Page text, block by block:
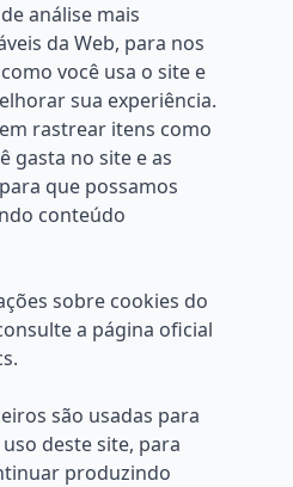
análise mais
​​da Web, para nos
você usa o site e
sua experiência.
rastrear itens como
gasta no site e as
que possamos
conteúdo
sobre cookies do
a página oficial
são usadas para
deste site, para
produzindo